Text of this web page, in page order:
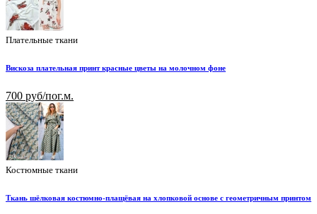
Плательные ткани
Вискоза плательная принт красные цветы на молочном фоне
700 руб/пог.м.
Костюмные ткани
Ткань шёлковая костюмно-плащёвая на хлопковой основе с геометричным принтом